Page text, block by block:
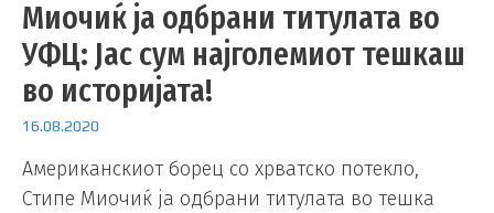
Миочиќ ја одбрани титулата во
УФЦ: Јас сум најголемиот тешкаш
во историјата!
16.08.2020
Американскиот борец со хрватско потекло,
Стипе Миочиќ ја одбрани титулата во тешка